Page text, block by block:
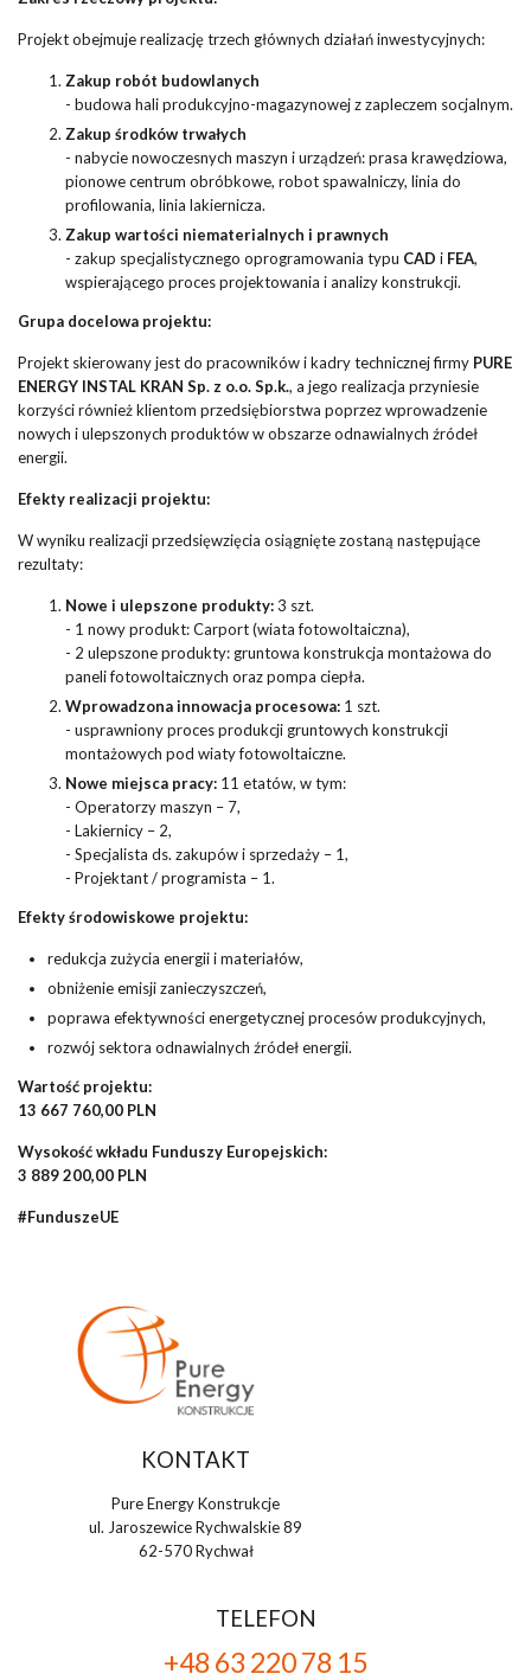
Projekt obejmuje realizację trzech głównych działań inwestycyjnych:
Zakup robót budowlanych
- budowa hali produkcyjno-magazynowej z zapleczem socjalnym.
Zakup środków trwałych
- nabycie nowoczesnych maszyn i urządzeń: prasa krawędziowa,
pionowe centrum obróbkowe, robot spawalniczy, linia do
profilowania, linia lakiernicza.
Zakup wartości niematerialnych i prawnych
- zakup specjalistycznego oprogramowania typu CAD i FEA,
wspierającego proces projektowania i analizy konstrukcji.
Grupa docelowa projektu:
Projekt skierowany jest do pracowników i kadry technicznej firmy PURE
ENERGY INSTAL KRAN Sp. z o.o. Sp.k., a jego realizacja przyniesie
korzyści również klientom przedsiębiorstwa poprzez wprowadzenie
nowych i ulepszonych produktów w obszarze odnawialnych źródeł
energii.
Efekty realizacji projektu:
W wyniku realizacji przedsięwzięcia osiągnięte zostaną następujące
rezultaty:
Nowe i ulepszone produkty:3 szt.
- 1 nowy produkt: Carport (wiata fotowoltaiczna),
- 2 ulepszone produkty: gruntowa konstrukcja montażowa do
paneli fotowoltaicznych oraz pompa ciepła.
Wprowadzona innowacja procesowa: 1 szt.
- usprawniony proces produkcji gruntowych konstrukcji
montażowych pod wiaty fotowoltaiczne.
Nowe miejsca pracy: 11 etatów, w tym:
- Operatorzy maszyn – 7,
- Lakiernicy – 2,
- Specjalista ds. zakupów i sprzedaży – 1,
- Projektant / programista – 1.
Efekty środowiskowe projektu:
redukcja zużycia energii i materiałów,
obniżenie emisji zanieczyszczeń,
poprawa efektywności energetycznej procesów produkcyjnych,
rozwój sektora odnawialnych źródeł energii.
Wartość projektu:
13 667 760,00 PLN
Wysokość wkładu Funduszy Europejskich:
3 889 200,00 PLN
#FunduszeUE
KONTAKT
Pure Energy Konstrukcje
ul. Jaroszewice Rychwalskie 89
62-570 Rychwał
TELEFON
+48 63 220 78 15